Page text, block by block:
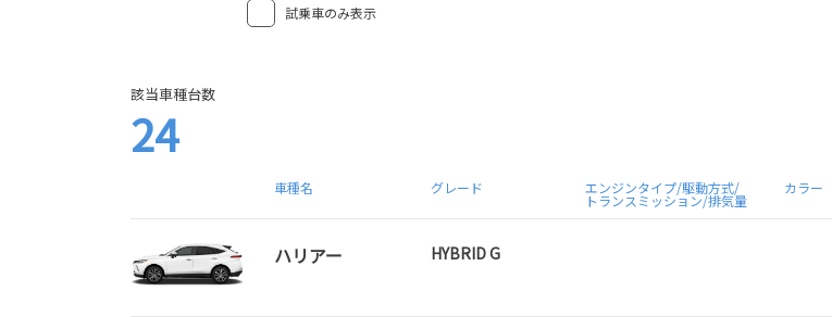
試乗車のみ表示
該当車種台数
24
車種名 グレード エンジンタイプ/駆動方式/
トランスミッション/排気量
カラー
ハリアー HYBRID G